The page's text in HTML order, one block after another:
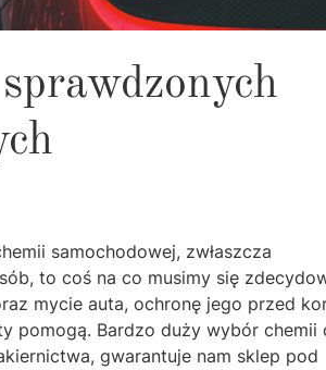
samochodowej, zwłaszcza
to coś na co musimy się
mycie auta, ochronę jego przed
pomogą. Bardzo duży wybór chemii
gwarantuje nam sklep pod